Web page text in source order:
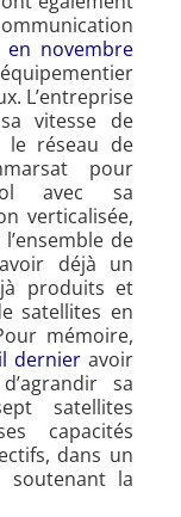
en novembre
L’entreprise
vitesse de
le réseau de
pour
avec sa
verticalisée,
de
déjà un
produits et
satellites en
mémoire,
dernier avoir
sa
satellites
capacités
dans un
soutenant la